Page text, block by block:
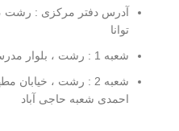
آدرس دفتر مرکزی : رشت ،
توانا
شعبه 1 : رشت ، بلوار مدرس ، هایپر مارکت احمدی
شعبه 2 : رشت ،
احمدی شعبه حاجی آباد